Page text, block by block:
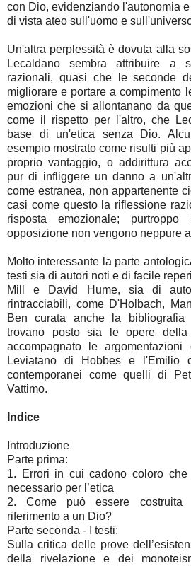
con Dio, evidenziando l'autonomia
di vista ateo sull'uomo e
Un'altra perplessità è dovuta alla
Lecaldano sembra attribuire a
razionali, quasi che le seconde
migliorare e portare a compimento
emozioni che si allontanano da
come il rispetto per l'altro, che
base di un'etica senza Dio.
esempio mostrato come risulti più
proprio vantaggio, o addirittura
pur di infliggere un danno a
come estranea, non appartenente
casi come questo la riflessione
risposta emozionale;
opposizione non vengono neppure
Molto interessante la parte
testi sia di autori noti e di facile
Mill e David Hume, sia di
rintracciabili, come D'Holbach,
Ben curata anche la bibliografia
trovano posto sia le opere della
accompagnato le
Leviatano di Hobbes e l'Emilio
contemporanei come quelli di
Vattimo.
Indice
Introduzione
Parte prima:
1. Errori in cui cadono coloro
necessario per l’etica
2. Come può essere costruita
riferimento a un Dio?
Parte seconda - I testi:
Sulla critica delle prove
della rivelazione e dei